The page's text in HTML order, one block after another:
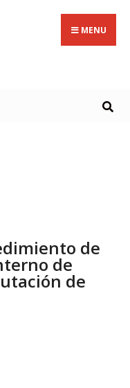
MENU
de
de
de